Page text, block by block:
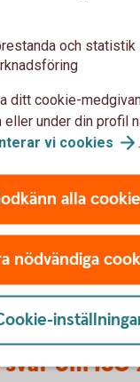
namn vid
plusgirobetalning
Fler viktiga
finns
sidan!
om
och statistik
ditt cookie-
under din profil
vi cookies .
alla
nödvändiga